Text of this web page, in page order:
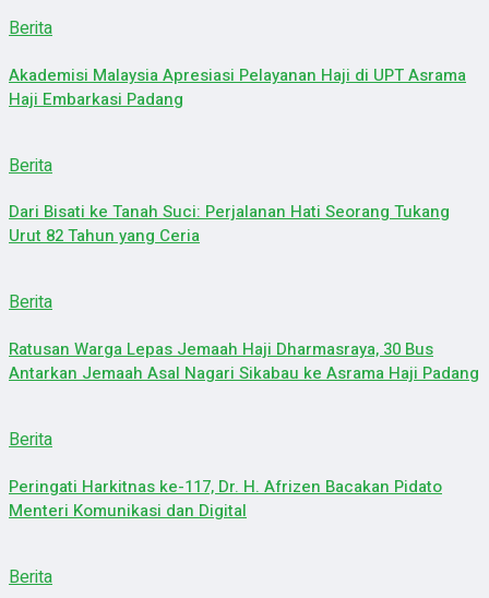
Berita
Akademisi Malaysia Apresiasi Pelayanan Haji di UPT Asrama
Haji Embarkasi Padang
Berita
Dari Bisati ke Tanah Suci: Perjalanan Hati Seorang Tukang
Urut 82 Tahun yang Ceria
Berita
Ratusan Warga Lepas Jemaah Haji Dharmasraya, 30 Bus
Antarkan Jemaah Asal Nagari Sikabau ke Asrama Haji Padang
Berita
Peringati Harkitnas ke-117, Dr. H. Afrizen Bacakan Pidato
Menteri Komunikasi dan Digital
Berita